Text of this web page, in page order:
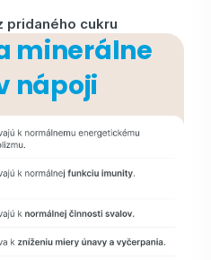
pridaného cukru
minerálne
nápoji